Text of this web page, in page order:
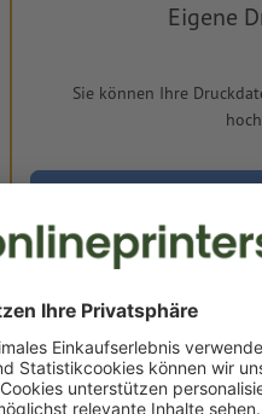
Eigene
Sie können Ihre
Lieferung ca.:
Fr, 14. Aug. - Mo, 17. Aug.
Gewicht: ca.210 g